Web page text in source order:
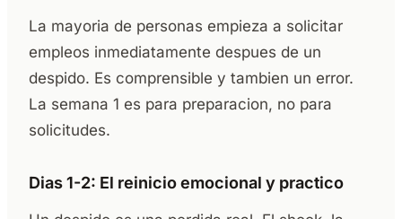
La mayoria de personas empieza a solicitar
empleos inmediatamente despues de un
despido. Es comprensible y tambien un error.
La semana 1 es para preparacion, no para
solicitudes.
Dias 1-2: El reinicio emocional y practico